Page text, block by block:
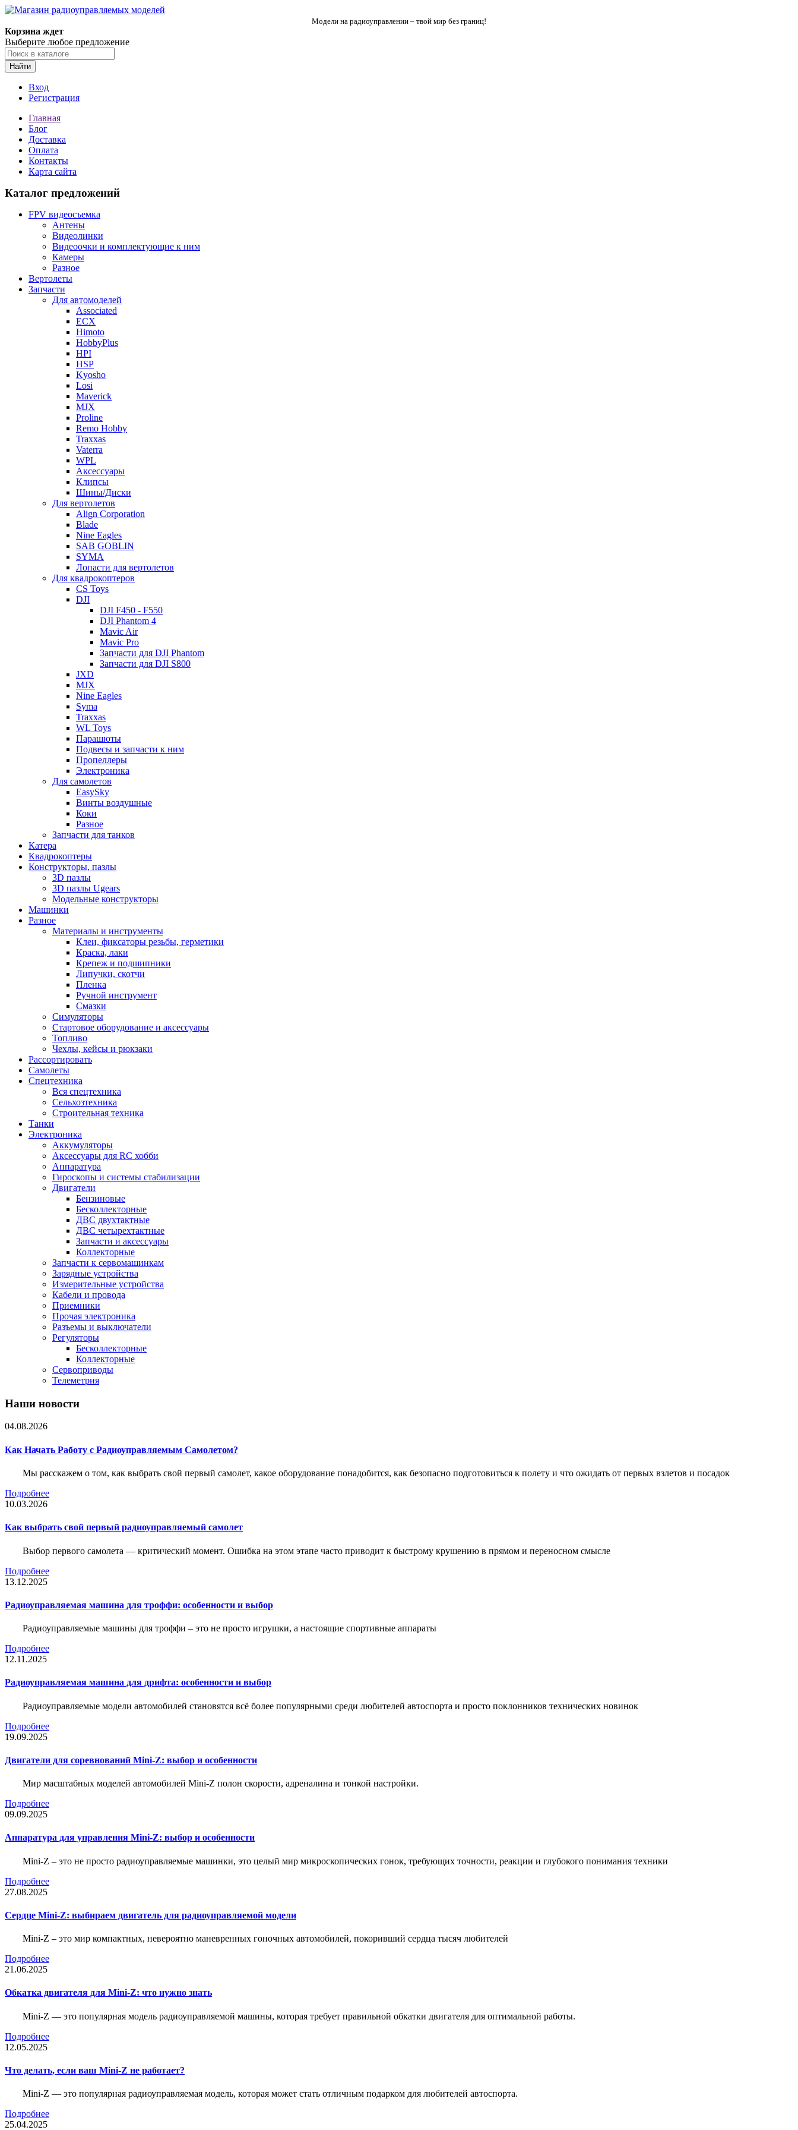
Модели на радиоуправлении – твой мир без границ!
Корзина ждет
Выберите любое предложение
Найти
Вход
Регистрация
Главная
Блог
Доставка
Оплата
Контакты
Карта сайта
Каталог предложений
FPV видеосъемка
Антены
Видеолинки
Видеоочки и комплектующие к ним
Камеры
Разное
Вертолеты
Запчасти
Для автомоделей
Associated
ECX
Himoto
HobbyPlus
HPI
HSP
Kyosho
Losi
Maverick
MJX
Proline
Remo Hobby
Traxxas
Vaterra
WPL
Аксессуары
Клипсы
Шины/Диски
Для вертолетов
Align Corporation
Blade
Nine Eagles
SAB GOBLIN
SYMA
Лопасти для вертолетов
Для квадрокоптеров
CS Toys
DJI
DJI F450 - F550
DJI Phantom 4
Mavic Air
Mavic Pro
Запчасти для DJI Phantom
Запчасти для DJI S800
JXD
MJX
Nine Eagles
Syma
Traxxas
WL Toys
Парашюты
Подвесы и запчасти к ним
Пропеллеры
Электроника
Для самолетов
EasySky
Винты воздушные
Коки
Разное
Запчасти для танков
Катера
Квадрокоптеры
Конструкторы, пазлы
3D пазлы
3D пазлы Ugears
Модельные конструкторы
Машинки
Разное
Материалы и инструменты
Клеи, фиксаторы резьбы, герметики
Краска, лаки
Крепеж и подшипники
Липучки, скотчи
Пленка
Ручной инструмент
Смазки
Симуляторы
Стартовое оборудование и аксессуары
Топливо
Чехлы, кейсы и рюкзаки
Рассортировать
Самолеты
Спецтехника
Вся спецтехника
Сельхозтехника
Строительная техника
Танки
Электроника
Аккумуляторы
Аксессуары для RC хобби
Аппаратура
Гироскопы и системы стабилизации
Двигатели
Бензиновые
Бесколлекторные
ДВС двухтактные
ДВС четырехтактные
Запчасти и аксессуары
Коллекторные
Запчасти к сервомашинкам
Зарядные устройства
Измерительные устройства
Кабели и провода
Приемники
Прочая электроника
Разъемы и выключатели
Регуляторы
Бесколлекторные
Коллекторные
Сервоприводы
Телеметрия
Наши новости
04.08.2026
Как Начать Работу с Радиоуправляемым Самолетом?
Мы расскажем о том, как выбрать свой первый самолет, какое оборудование понадобится, как безопасно подготовиться к полету и что ожидать от первых взлетов и посадок
Подробнее
10.03.2026
Как выбрать свой первый радиоуправляемый самолет
Выбор первого самолета — критический момент. Ошибка на этом этапе часто приводит к быстрому крушению в прямом и переносном смысле
Подробнее
13.12.2025
Радиоуправляемая машина для троффи: особенности и выбор
Радиоуправляемые машины для троффи – это не просто игрушки, а настоящие спортивные аппараты
Подробнее
12.11.2025
Радиоуправляемая машина для дрифта: особенности и выбор
Радиоуправляемые модели автомобилей становятся всё более популярными среди любителей автоспорта и просто поклонников технических новинок
Подробнее
19.09.2025
Двигатели для соревнований Mini-Z: выбор и особенности
Мир масштабных моделей автомобилей Mini-Z полон скорости, адреналина и тонкой настройки.
Подробнее
09.09.2025
Аппаратура для управления Mini-Z: выбор и особенности
Mini-Z – это не просто радиоуправляемые машинки, это целый мир микроскопических гонок, требующих точности, реакции и глубокого понимания техники
Подробнее
27.08.2025
Сердце Mini-Z: выбираем двигатель для радиоуправляемой модели
Mini-Z – это мир компактных, невероятно маневренных гоночных автомобилей, покоривший сердца тысяч любителей
Подробнее
21.06.2025
Обкатка двигателя для Mini-Z: что нужно знать
Mini-Z — это популярная модель радиоуправляемой машины, которая требует правильной обкатки двигателя для оптимальной работы.
Подробнее
12.05.2025
Что делать, если ваш Mini-Z не работает?
Mini-Z — это популярная радиоуправляемая модель, которая может стать отличным подарком для любителей автоспорта.
Подробнее
25.04.2025